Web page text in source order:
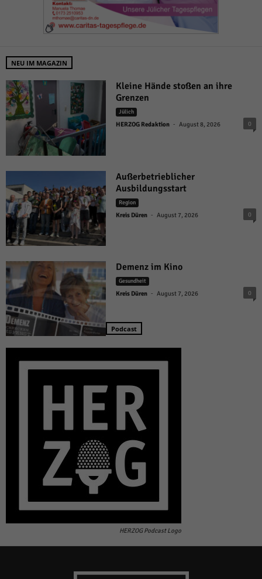
NEU IM MAGAZIN
Kleine Hände stoßen an ihre
Grenzen
Jülich
HERZOG Redaktion - August 8, 2026 0
Außerbetrieblicher
Ausbildungsstart
Region
Kreis Düren - August 7, 2026 0
Demenz im Kino
Gesundheit
Kreis Düren - August 7, 2026 0
Podcast
HERZOG Podcast Logo